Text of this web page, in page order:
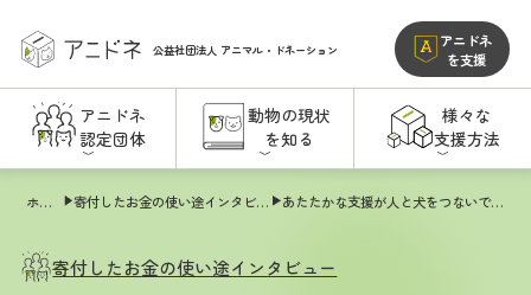
公益社団法人 アニマル・ドネーション
アニドネ
を支援
アニドネ
認定団体
動物の現状
を知る
様々な
支援方法
ホーム 寄付したお金の使い途インタビュー あたたかな支援が人と犬をつないでいく
寄付したお金の使い途インタビュー